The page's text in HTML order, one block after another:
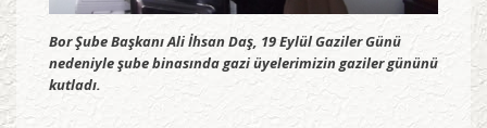
Bor Şube Başkanı Ali İhsan Daş, 19 Eylül Gaziler Günü
nedeniyle şube binasında gazi üyelerimizin gaziler gününü
kutladı.